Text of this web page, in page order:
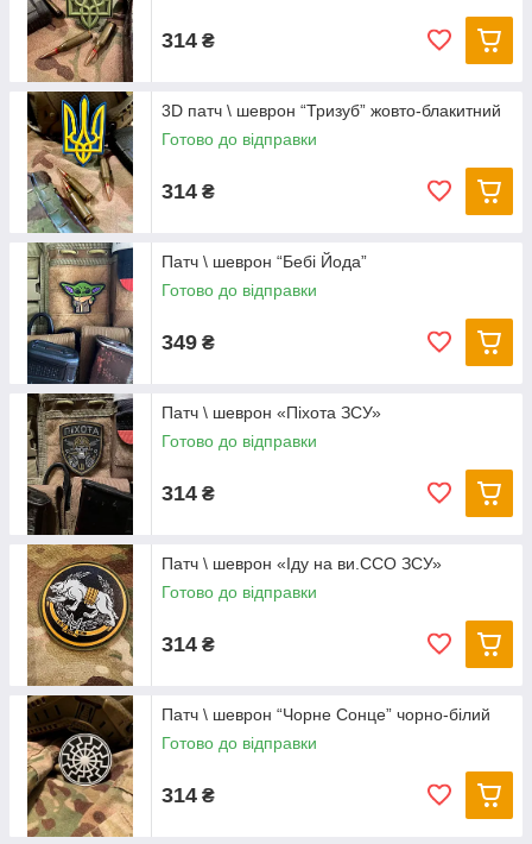
314 ₴
3D патч \ шеврон “Тризуб” жовто-блакитний
Готово до відправки
314 ₴
Патч \ шеврон “Бебі Йода”
Готово до відправки
349 ₴
Патч \ шеврон «Піхота ЗСУ»
Готово до відправки
314 ₴
Патч \ шеврон «Іду на ви.ССО ЗСУ»
Готово до відправки
314 ₴
Патч \ шеврон “Чорне Сонце” чорно-білий
Готово до відправки
314 ₴